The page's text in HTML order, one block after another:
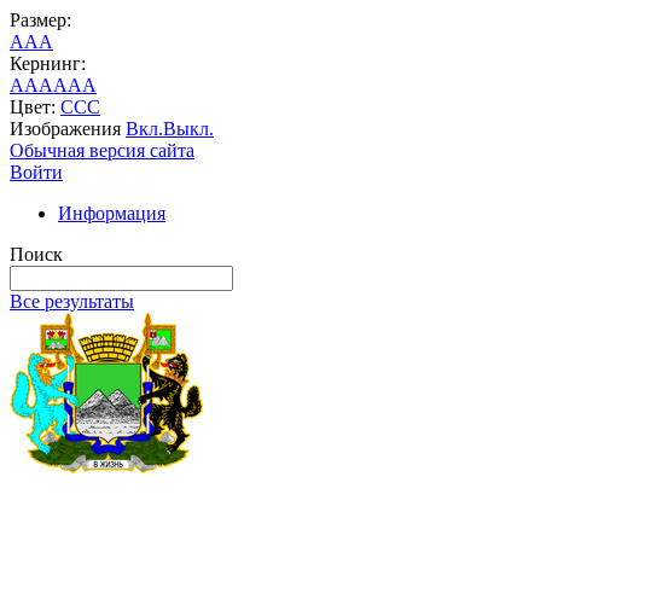
Размер:
AAA
Кернинг:
AAAAAA
Цвет: CCC
Изображения Вкл.Выкл.
Обычная версия сайта
Войти
Информация
Поиск
Все результаты